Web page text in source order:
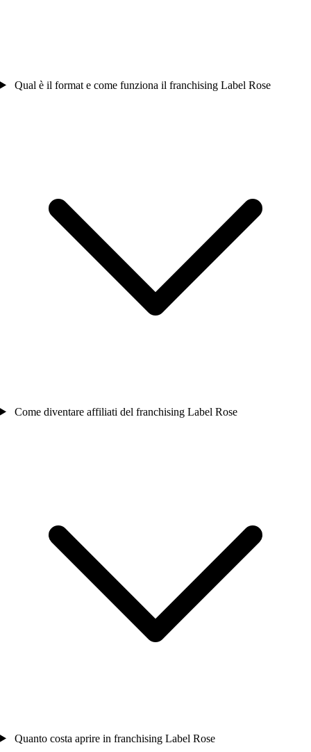
Qual è il format e come funziona il franchising Label Rose
Come diventare affiliati del franchising Label Rose
Quanto costa aprire in franchising Label Rose